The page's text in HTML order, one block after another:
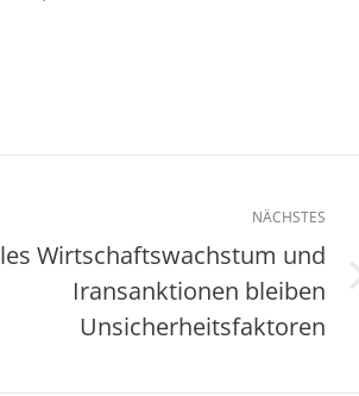
NÄCHSTES
Wirtschaftswachstum und
Iransanktionen bleiben
Unsicherheitsfaktoren